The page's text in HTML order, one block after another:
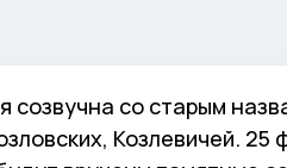
созвучна со старым
Козлевичей. 25